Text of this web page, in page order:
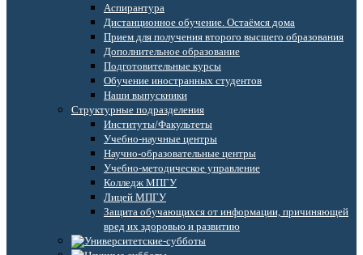
Аспирантура
Дистанционное обучение. Остаёмся дома
Прием для получения второго высшего образования
Дополнительное образование
Подготовительные курсы
Обучение иностранных студентов
Наши выпускники
Структурные подразделения
Институты/Факультеты
Учебно-научные центры
Научно-образовательные центры
Учебно-методическое управление
Колледж МПГУ
Лицей МПГУ
Защита обучающихся от информации, причиняющей
вред их здоровью и развитию